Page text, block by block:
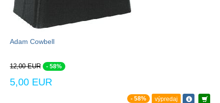
Adam Cowbell
12,00 EUR - 58%
5,00 EUR
- 58% výpredaj